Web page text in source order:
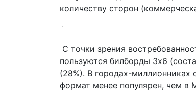
количеству сторон
С точки зрения
пользуются билборды 3х6
(28%). В городах-миллионниках
формат менее популярен, чем в